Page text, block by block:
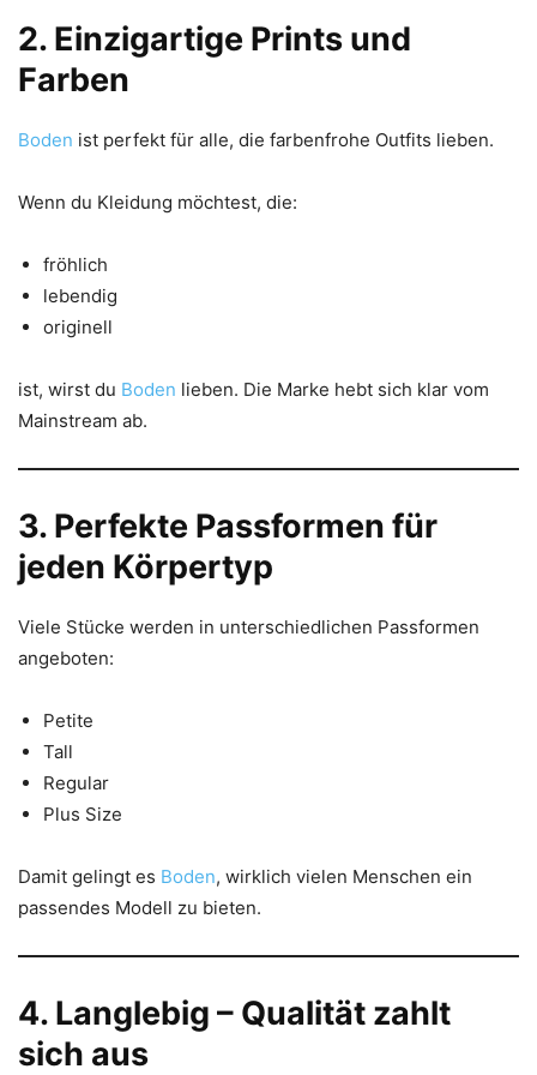
2. Einzigartige Prints und
Farben
Boden ist perfekt für alle, die farbenfrohe Outfits lieben.
Wenn du Kleidung möchtest, die:
fröhlich
lebendig
originell
ist, wirst du Boden lieben. Die Marke hebt sich klar vom
Mainstream ab.
3. Perfekte Passformen für
jeden Körpertyp
Viele Stücke werden in unterschiedlichen Passformen
angeboten:
Petite
Tall
Regular
Plus Size
Damit gelingt es Boden, wirklich vielen Menschen ein
passendes Modell zu bieten.
4. Langlebig – Qualität zahlt
sich aus